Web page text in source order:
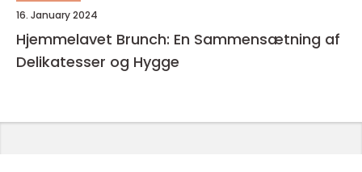
16. January 2024
Hjemmelavet Brunch: En Sammensætning af
Delikatesser og Hygge